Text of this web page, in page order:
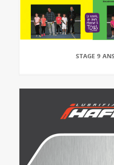
STAGE 9 ANS